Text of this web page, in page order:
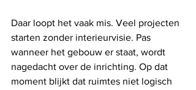
Daar loopt het vaak mis. Veel projecten
starten zonder interieurvisie. Pas
wanneer het gebouw er staat, wordt
nagedacht over de inrichting. Op dat
moment blijkt dat ruimtes niet logisch